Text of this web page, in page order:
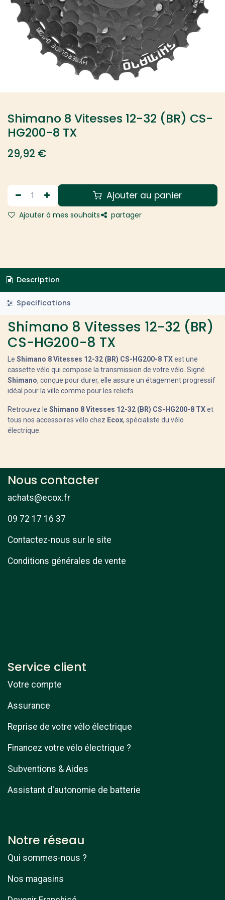
Shimano 8 Vitesses 12-32 (BR) CS-
HG200-8 TX
29,92 €
Ajouter au panier
Ajouter à mes souhaits partager
Description
Specifications
Shimano 8 Vitesses 12-32 (BR)
CS-HG200-8 TX
Le Shimano 8 Vitesses 12-32 (BR) CS-HG200-8 TXest une
cassette vélo qui compose la transmission de votre vélo. Signé
Shimano, conçue pour durer, elle assure un étagement progressif
idéal pour la ville comme pour les reliefs.
Retrouvez le Shimano 8 Vitesses 12-32 (BR) CS-HG200-8 TXet
tous nos accessoires vélo chez Ecox, spécialiste du vélo
électrique.
Nous contacter
achats@ecox.fr
09 72 17 16 37
Contactez-nous sur le site
Conditions générales de vente
Service client
Votre compte
Assurance
Reprise de votre vélo électrique
Financez votre vélo électrique ?
Subventions & Aides
Assistant d'autonomie de batterie
Notre réseau
Qui sommes-nous ?
Nos magasins